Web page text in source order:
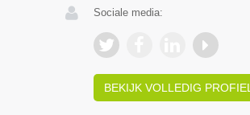
Sociale media:
BEKIJK VOLLEDIG PROFIEL